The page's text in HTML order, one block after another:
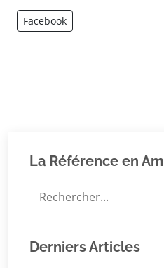
Facebook
La Référence en
Derniers Articles